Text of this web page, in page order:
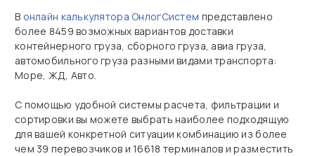
В онлайн калькулятора ОнлогСистем представлено
более 8459 возможных вариантов доставки
контейнерного груза, сборного груза, авиа груза,
автомобильного груза разными видами транспорта:
Море, ЖД, Авто.
С помощью удобной системы расчета, фильтрации и
сортировки вы можете выбрать наиболее подходящую
для вашей конкретной ситуации комбинацию из более
чем 39 перевозчиков и 16618 терминалов и разместить